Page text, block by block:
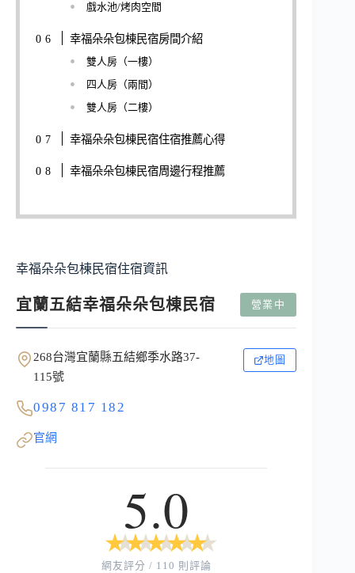
戲水池/烤肉空間
幸福朵朵包棟民宿房間介紹
雙人房（一樓）
四人房（兩間）
雙人房（二樓）
幸福朵朵包棟民宿住宿推薦心得
幸福朵朵包棟民宿周邊行程推薦
幸福朵朵包棟民宿住宿資訊
宜蘭五結幸福朵朵包棟民宿 營業中
268台灣宜蘭縣五結鄉季水路37-
115號
地圖
0987 817 182
官網
5.0
★
★ ★
★ ★
★ ★
★ ★
★
網友評分 / 110 則評論